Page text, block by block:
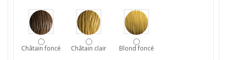
Châtain foncé Châtain clair Blond foncé